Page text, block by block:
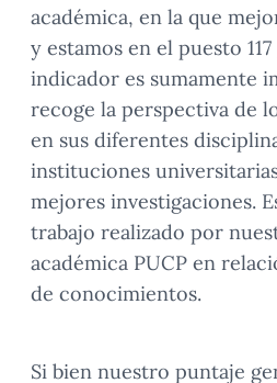
académica, en la que
y estamos en el puesto
indicador es sumamente
recoge la perspectiva de
en sus diferentes
instituciones
mejores investigaciones.
trabajo realizado por
académica PUCP en
de conocimientos.
Si bien nuestro puntaje